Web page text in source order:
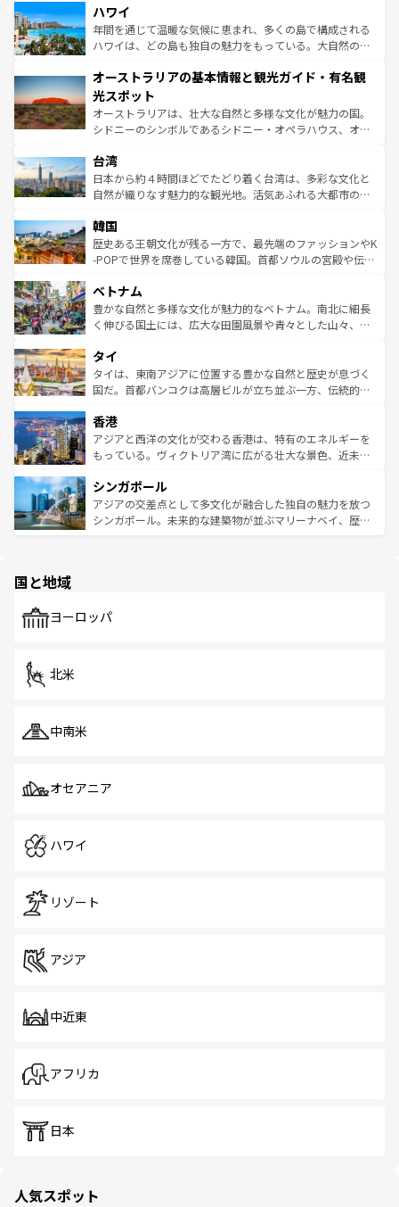
着のスイス情報は
のような巨大都市は、観光、ショッピング、エンターテイ
ンメントが詰まった刺激的なスポットだ。一方、アメリカ
西部には大自然が広がり、グランドキャニオンやイエロー
部のニューオーリンズでは、音楽と美食が融合した独特の
文化が魅力。旅行者はアメリカの各地域で異なる魅力を楽
しみながら、その多様性と豊かな歴史を感じることができ
るだろう。車でのロードトリップや列車の旅も、アメリカ
情報は
ハワイ
年間を通じて温暖な気候に恵まれ、多くの島で構成される
ハワイは、どの島も独自の魅力をもっている。大自然の神
ワイ島は見逃せない。また、定番の観光地といえばオアフ
島だが、静かな自然を求めるならマウイ島やカウアイ島が
おすすめ。エメラルドグリーンに輝く海をはじめ、豊かな
文化や歴史が息づいている。「アロハスピリット」と呼ば
人々、おいしいローカルフードやハワイアンミュージッ
ク、伝統的なフラダンスなど、すべてがハワイの魅力を彩
っている。訪れるたびに新しい発見と感動が待っているハ
はコンテンツ一覧
オーストラリアの基本情報と観光ガイド・有名観
光スポット
オーストラリアは、壮大な自然と多様な文化が魅力の国。
シドニーのシンボルであるシドニー・オペラハウス、オー
リアリーフや大陸中央部にそびえるウルル（エアーズロッ
ク）、タスマニアの美しい原生林やケアンズの熱帯雨林な
ど、見どころがたくさん。また、カフェやワイン、オージ
いる。アクティビティも充実しており、サーフィンやダイ
ビング、ハイキングなど、アウトドア好きにはたまらな
い。オーストラリアの多彩な魅力を存分に味わいつくそ
参照してほしい。
台湾
日本から約４時間ほどでたどり着く台湾は、多彩な文化と
自然が織りなす魅力的な観光地。活気あふれる大都市の台
ン）、静ひつな山岳地帯である台湾東部など、都市の喧騒
と山間の静けさが共存しており、訪れる人に新しい発見と
驚きをもたらしてくれる。また、奥深い台湾の食文化も魅
容にもいいと評判のスイーツなど、バラエティ豊かな料理
が味わえる。 なお、新着の台湾情報は コンテンツ一覧を参
照してほしい。
韓国
歴史ある王朝文化が残る一方で、最先端のファッションやK
-POPで世界を席巻している韓国。首都ソウルの宮殿や伝統
き、地方に足を延ばせば四季折々の自然美を楽しむことが
できる。そして、キムチや焼肉、絶品のストリートフード
まで、さまざまな韓国料理が待っている。夜には、韓国な
リティに包まれながら、韓国の多彩な魅力を心ゆくまで味
わってみてほしい。 なお、新着の韓国情報はコンテンツ一
覧を参照してほしい。
ベトナム
豊かな自然と多様な文化が魅力的なベトナム。南北に細長
く伸びる国土には、広大な田園風景や青々とした山々、世
急速な発展と共に伝統が息づく。ハノイの古い町並みやホ
ーチミン市のフランス統治時代の建物も、独特の雰囲気を
醸し出している。また、バラエティの豊かさとおいしさで
とつ。フォーやバインミー、ベトナムコーヒーなどは、ぜ
ひ現地で味わいたい。どの地域を訪れてもあたたかい人々
が旅行者を迎えてくれるので、きっと忘れられない旅にな
参照してほしい。
タイ
タイは、東南アジアに位置する豊かな自然と歴史が息づく
国だ。首都バンコクは高層ビルが立ち並ぶ一方、伝統的な
の活気が交差している。北部ではチェンマイなどの山岳地
帯で自然と触れ合い、南部ではプーケットやクラビの美し
いビーチでリゾート気分を楽しむことができる。タイ料理
激する。気候は一年中温暖で、どの季節にも異なる楽しみ
が待っている。親しみやすいタイの人々、仏教を中心とし
た文化、そして多様な観光資源が、訪れる旅人を魅了し続
香港
アジアと西洋の文化が交わる香港は、特有のエネルギーを
もっている。ヴィクトリア湾に広がる壮大な景色、近未来
み、どこを訪れても感動するはず。観光スポットが密集し
ており、効率よく見どころを回れるのも魅力。息をのむよ
うな絶景から文化的な体験まで、香港を存分に楽しみ尽く
シンガポール
アジアの交差点として多文化が融合した独自の魅力を放つ
シンガポール。未来的な建築物が並ぶマリーナベイ、歴史
で、ホーカーズは地元の風情を楽しめる外せないスポット
国と地域
ヨーロッパ
北米
中南米
オセアニア
ハワイ
リゾート
アジア
中近東
アフリカ
日本
人気スポット